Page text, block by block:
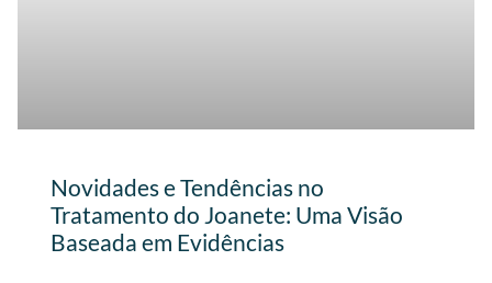
Novidades e Tendências no
Tratamento do Joanete: Uma Visão
Baseada em Evidências